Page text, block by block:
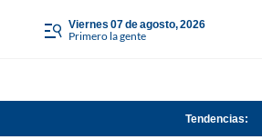
viernes 07 de agosto, 2026
Primero la gente
Tendencias: